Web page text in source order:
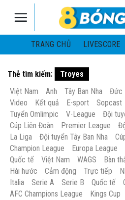
TRANG CHỦ
LIVESCORE
Thẻ tìm kiếm:
Troyes
Việt Nam
Anh Tây Ban Nha Đức
Video
Kết quả E-sport Sopcast
Tuyển Omlimpic
V-League Đội
Cúp Liên Đoàn
Premier League
La Liga
Đội tuyển Tây Ban Nha
Champion League
Europa League
Quốc tế
Việt Nam WAGS Bàn
Hài hước
Cảm động Trực tiếp
Italia
Serie A Serie B Quốc tế
AFC Champions League
Kings Cup